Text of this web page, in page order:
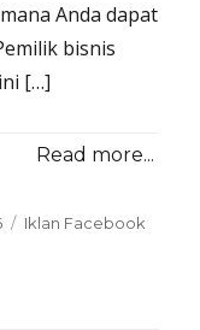
Anda dapat
bisnis
[…]
Read more...
Categories
Iklan Facebook